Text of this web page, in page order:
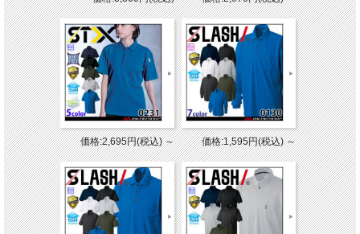
価格:2,695円(税込)～ 価格:1,595円(税込)～